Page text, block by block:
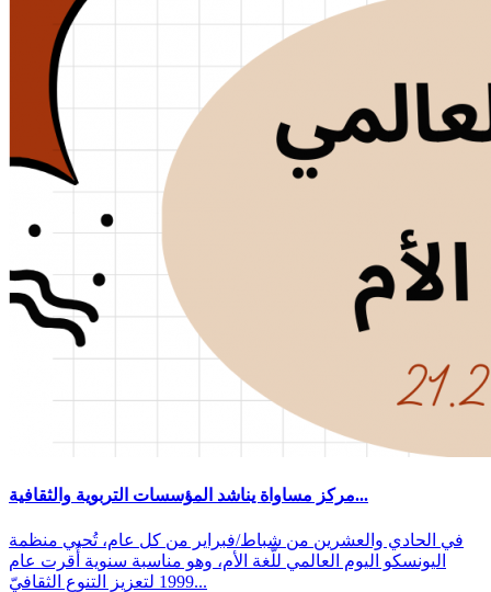
مركز مساواة يناشد المؤسسات التربوية والثقافية...
في الحادي والعشرين من شباط/فبراير من كل عام، تُحيي منظمة
اليونسكو اليوم العالمي للّغة الأم، وهو مناسبة سنوية أُقرت عام
1999 لتعزيز التنوع الثقافيّ...